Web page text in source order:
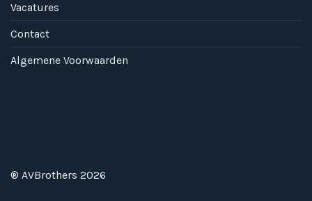
Vacatures
Contact
Algemene Voorwaarden
® AVBrothers 2026